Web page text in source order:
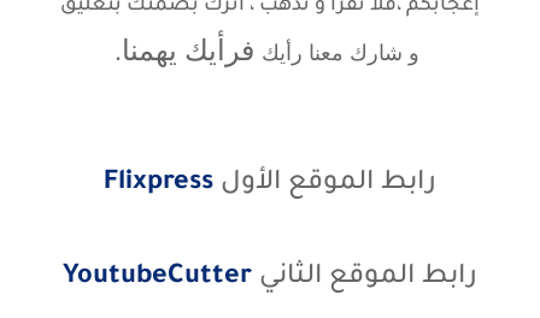
إعجابكم ،فلا تقرأ و تذهب ، اترك بصمتك بتعليق
و شارك معنا رأيك فرأيك يهمنا.
رابط الموقع الأول Flixpress
رابط الموقع الثاني YoutubeCutter